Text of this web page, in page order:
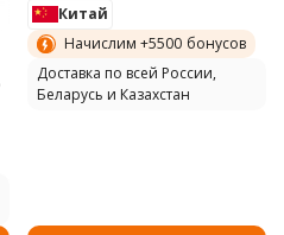
Китай
Начислим +5500 бонусов
Доставка по всей России,
Беларусь и Казахстан